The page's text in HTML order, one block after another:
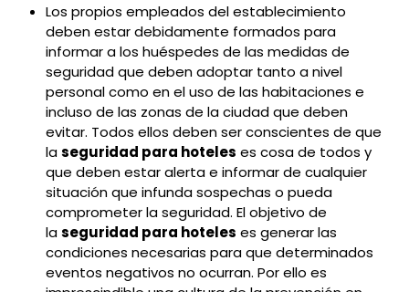
Los propios empleados del establecimiento
deben estar debidamente formados para
informar a los huéspedes de las medidas de
seguridad que deben adoptar tanto a nivel
personal como en el uso de las habitaciones e
incluso de las zonas de la ciudad que deben
evitar. Todos ellos deben ser conscientes de que
laseguridad para hoteles es cosa de todos y
que deben estar alerta e informar de cualquier
situación que infunda sospechas o pueda
comprometer la seguridad. El objetivo de
laseguridad para hoteles es generar las
condiciones necesarias para que determinados
eventos negativos no ocurran. Por ello es